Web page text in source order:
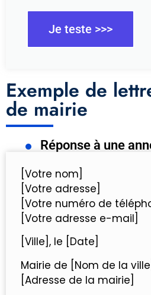
Je teste >>>
Exemple de
de mairie
Réponse à une
[Votre nom]
[Votre adresse]
[Votre numéro de
[Votre adresse e-mail]
[Ville], le [Date]
Mairie de [Nom de la ville]
[Adresse de la mairie]